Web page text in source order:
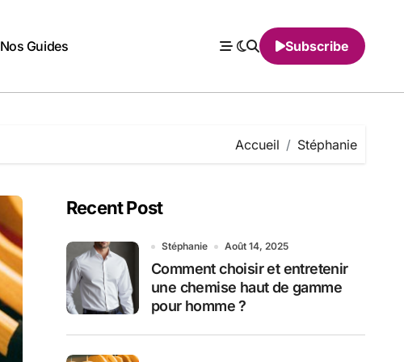
Nos Guides Subscribe
Accueil Stéphanie
Recent Post
Stéphanie Août 14, 2025
Comment choisir et entretenir
une chemise haut de gamme
pour homme ?